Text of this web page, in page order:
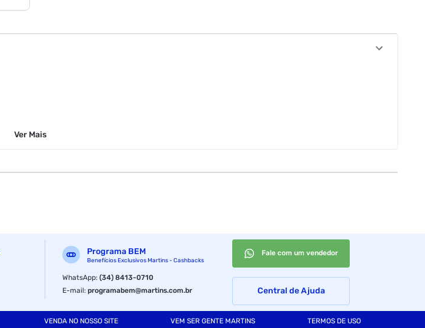
Ver Mais
Programa BEM
Benefícios Exclusivos Martins - Cashbacks
WhatsApp:(34) 8413-0710
E-mail:programabem@martins.com.br
Fale com um vendedor
Central de Ajuda
VENDA NO NOSSO SITE VEM SER GENTE MARTINS TERMOS DE USO